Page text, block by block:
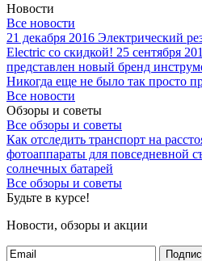
Новости
Все новости
21 декабря 2016 Электрический
Electric со скидкой! 25 сентября
представлен новый бренд
Никогда еще не было так просто
Все новости
Обзоры и советы
Все обзоры и советы
Как отследить транспорт на
фотоаппараты для повседневной
солнечных батарей
Все обзоры и советы
Будьте в курсе!
Новости, обзоры и акции